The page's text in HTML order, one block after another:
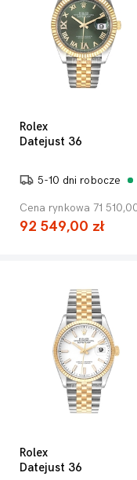
Rolex
Datejust 36
5-10 dni robocze
Cena rynkowa 71
92 549,00 zł
Rolex
Datejust 36